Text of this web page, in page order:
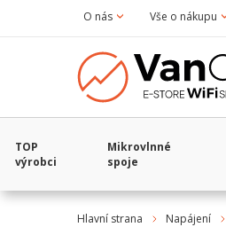
O nás Vše o nákupu
TOP
výrobci
Mikrovlnné
spoje
Hlavní strana Napájení